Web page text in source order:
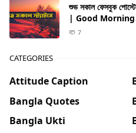
শুভ সকাল ফেসবুক
| Good
7
CATEGORIES
Attitude Caption
Bangla Quotes
Bangla Ukti